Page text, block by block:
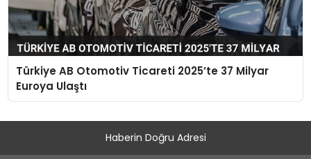
Türkiye AB Otomotiv Ticareti 2025’te 37 Milyar
Euroya Ulaştı
Haberin Doğru Adresi